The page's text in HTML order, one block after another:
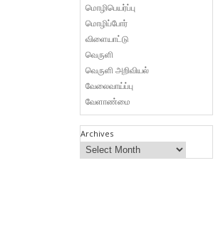
மொழிபெயர்ப்பு
மொழிப்போர்
விளையாட்டு
வெருளி
வெருளி அறிவியல்
வேலைவாய்ப்பு
வேளாண்மை
Archives